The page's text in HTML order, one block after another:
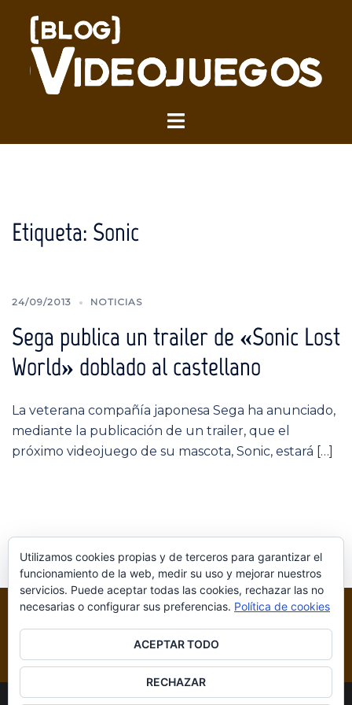
contenido
Alternar
Etiqueta: Sonic
24/09/2013 NOTICIAS
Sega publica un trailer de «Sonic Lost
World» doblado al castellano
La veterana compañía japonesa Sega ha anunciado,
mediante la publicación de un trailer, que el
próximo videojuego de su mascota, Sonic, estará […]
Utilizamos cookies propias y de terceros para garantizar el
funcionamiento de la web, medir su uso y mejorar nuestros
servicios. Puede aceptar todas las cookies, rechazar las no
necesarias o configurar sus preferencias. Política de cookies
ACEPTAR TODO
RECHAZAR